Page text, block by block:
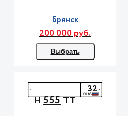
Брянск
200 000 руб.
Выбрать
Н555ТТ
32